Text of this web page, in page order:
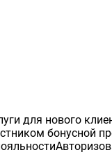
для нового
бонусной